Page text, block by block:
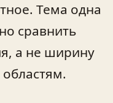
Тема одна
сравнить
а не ширину